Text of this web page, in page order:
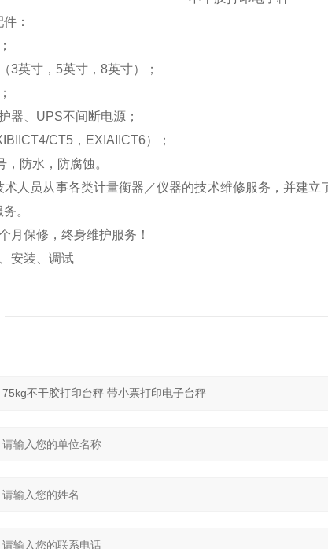
：
3英寸，5英寸，8英寸）；
器、UPS不间断电源；
CT5，EXIAIICT6）；
防水，防腐蚀。
人员从事各类计量衡器／仪器的技术维修服务，并建立
。
月保修，终身维护服务！
安装、调试